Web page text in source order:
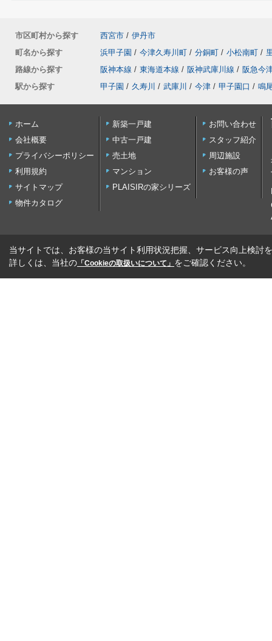
市区町村から探す 西宮市 / 伊丹市
町名から探す
浜甲子園 / 今津久寿川町 / 分銅町 / 小松南町 /
路線から探す
阪神本線 / 東海道本線 / 阪神武庫川線 / 阪急今
駅から探す
甲子園 / 久寿川 / 武庫川 / 今津 / 甲子園口 / 鳴
ホーム
会社概要
プライバシーポリシー
利用規約
サイトマップ
物件カタログ
新築一戸建
中古一戸建
売土地
マンション
PLAISIRの家シリーズ
お問い合わせ
スタッフ紹介
周辺施設
お客様の声
当サイトでは、お客様の当サイト利用状況把握、サービス向上検討
詳しくは、当社の 「Cookieの取扱いについて」 をご確認ください。